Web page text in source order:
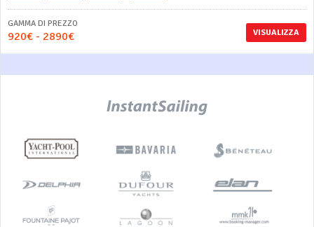
VISUALIZZA
GAMMA DI PREZZO
920€ - 2890€